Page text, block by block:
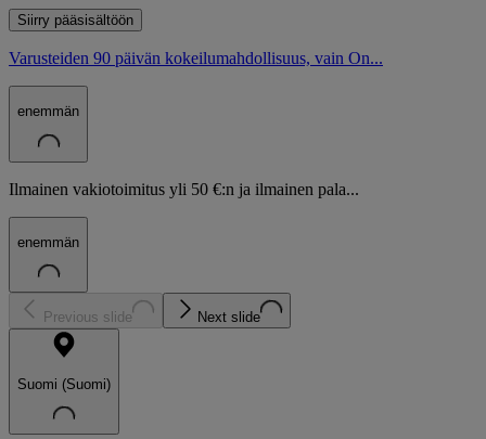
Siirry pääsisältöön
Varusteiden 90 päivän kokeilumahdollisuus, vain On...
enemmän
Ilmainen vakiotoimitus yli 50 €:n ja ilmainen pala...
enemmän
Previous slide Next slide
Suomi (Suomi)